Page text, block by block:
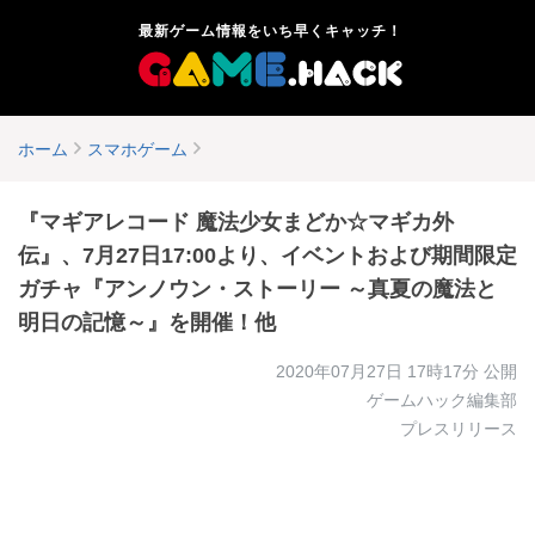
最新ゲーム情報をいち早くキャッチ！
ホーム スマホゲーム
『マギアレコード 魔法少女まどか☆マギカ外
伝』、7月27日17:00より、イベントおよび期間限定
ガチャ『アンノウン・ストーリー ～真夏の魔法と
明日の記憶～』を開催！他
2020年07月27日 17時17分 公開
ゲームハック編集部
プレスリリース